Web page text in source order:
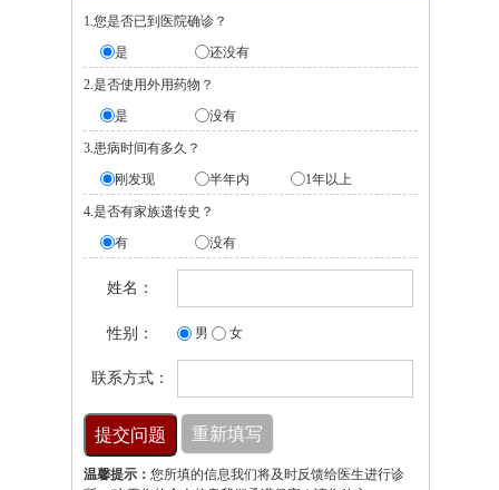
1.您是否已到医院确诊？
是
还没有
2.是否使用外用药物？
是
没有
3.患病时间有多久？
刚发现
半年内 1年以上
4.是否有家族遗传史？
有
没有
姓名：
性别： 男 女
联系方式：
温馨提示： 您所填的信息我们将及时反馈给医生进行诊